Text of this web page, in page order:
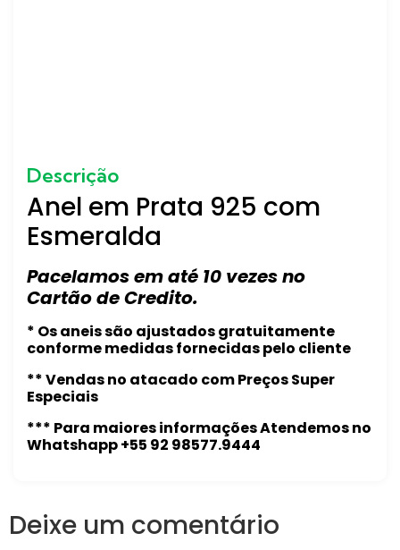
Descrição
Anel em Prata 925 com
Esmeralda
Pacelamos em até 10 vezes no
Cartão de Credito.
* Os aneis são ajustados gratuitamente
conforme medidas fornecidas pelo cliente
** Vendas no atacado com Preços Super
Especiais
*** Para maiores informações Atendemos no
Whatshapp +55 92 98577.9444
Deixe um comentário